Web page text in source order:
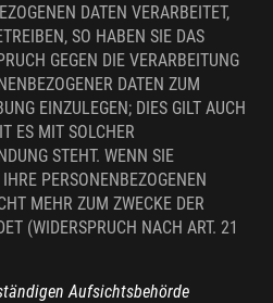
DATEN VERARBEITET,
SO HABEN SIE DAS
GEGEN DIE VERARBEITUNG
DATEN ZUM
EINZULEGEN; DIES GILT AUCH
ES MIT SOLCHER
STEHT. WENN SIE
PERSONENBEZOGENEN
MEHR ZUM ZWECKE DER
(WIDERSPRUCH NACH ART. 21
Aufsichts­behörde